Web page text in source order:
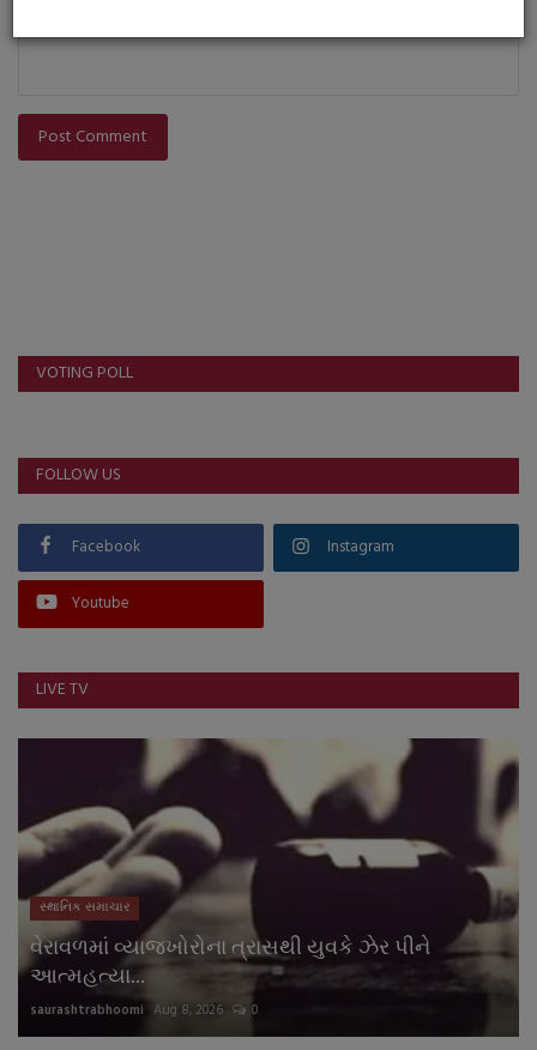
Post Comment
VOTING POLL
FOLLOW US
Facebook Instagram
Youtube
LIVE TV
સ્થાનિક સમાચાર
વેરાવળમાં વ્યાજખોરોના ત્રાસથી યુવકે ઝેર પીને
આત્મહત્યા...
saurashtrabhoomi Aug 8, 2026 0